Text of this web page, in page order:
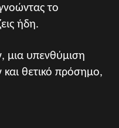
το
ήδη.
μια υπενθύμιση
και θετικό πρόσημο,